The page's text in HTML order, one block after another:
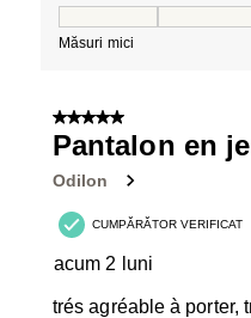
Măsuri mici
5 din 5 stele.
Pantalon en
Odilon
CUMPĂRĂTOR VERIFICAT
acum 2 luni
trés agréable à porter,